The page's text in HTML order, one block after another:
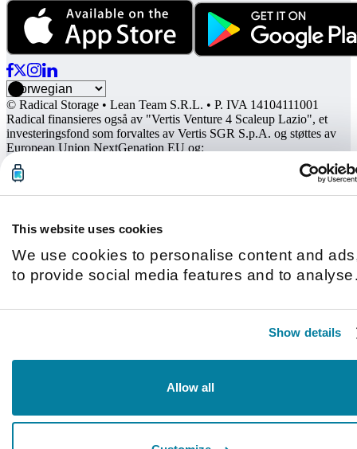
This website uses cookies
We use cookies to personalise content and
to provide social media features and to analyse
use of our site with our social media,
and analytics partners who may combine it with
Show details
Allow all
© Radical Storage • Lean Team S.R.L. • P. IVA 14104111001
Radical finansieres også av "Vertis Venture 4 Scaleup Lazio", et
investeringsfond som forvaltes av Vertis SGR S.p.A. og støttes av
European Union NextGenation EU og: